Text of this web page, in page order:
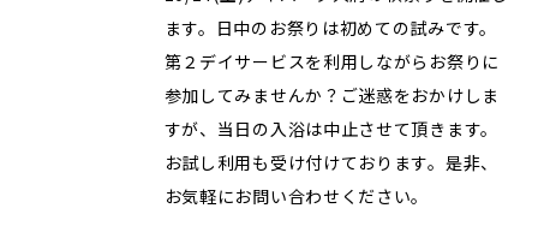
ます。日中のお祭りは初めての試みです。
第２デイサービスを利用しながらお祭りに
参加してみませんか？ご迷惑をおかけしま
すが、当日の入浴は中止させて頂きます。
お試し利用も受け付けております。是非、
お気軽にお問い合わせください。